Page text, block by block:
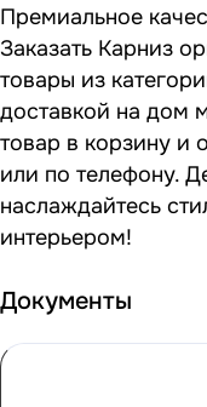
Премиальное
Заказать Карниз
товары из
доставкой на дом
товар в корзину и
или по телефону.
наслаждайтесь
интерьером!
Документы